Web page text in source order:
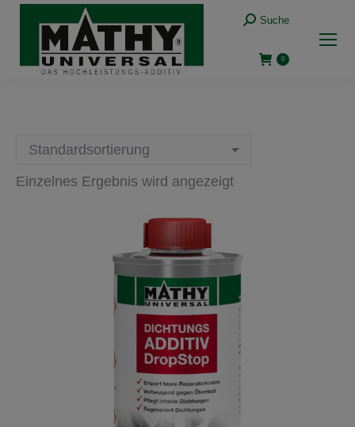
Suche:
Suche
0
Einzelnes Ergebnis wird angezeigt